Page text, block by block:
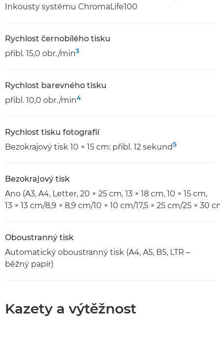
Inkousty systému ChromaLife100
Rychlost černobílého tisku
přibl. 15,0 obr./min3
Rychlost barevného tisku
přibl. 10,0 obr./min4
Rychlost tisku fotografií
Bezokrajový tisk 10 × 15 cm: přibl. 12 sekund5
Bezokrajový tisk
Ano (A3, A4, Letter, 20 × 25 cm, 13 × 18 cm, 10 × 15 cm,
13 × 13 cm/8,9 × 8,9 cm/10 × 10 cm/17,5 × 25 cm/25 × 30
Oboustranný tisk
Automatický oboustranný tisk (A4, A5, B5, LTR –
běžný papír)
Kazety a výtěžnost